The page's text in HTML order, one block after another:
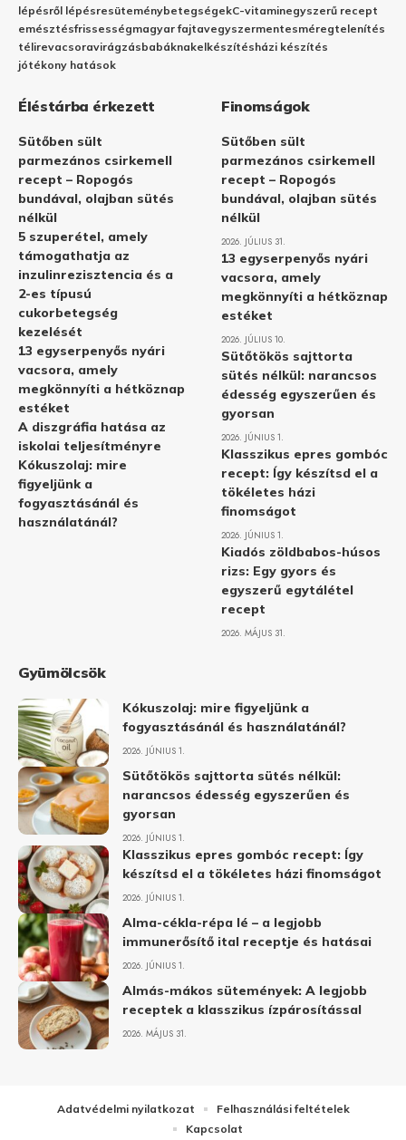
lépésről lépésresüteménybetegségekC-vitaminegyszerű recept
emésztésfrissességmagyar fajtavegyszermentesméregtelenítés
télirevacsoravirágzásbabáknakelkészítésházi készítés
jótékony hatások
Éléstárba érkezett
Sütőben sült
parmezános csirkemell
recept – Ropogós
bundával, olajban sütés
nélkül
5 szuperétel, amely
támogathatja az
inzulinrezisztencia és a
2-es típusú
cukorbetegség
kezelését
13 egyserpenyős nyári
vacsora, amely
megkönnyíti a hétköznap
estéket
A diszgráfia hatása az
iskolai teljesítményre
Kókuszolaj: mire
figyeljünk a
fogyasztásánál és
használatánál?
Finomságok
Sütőben sült
parmezános csirkemell
recept – Ropogós
bundával, olajban sütés
nélkül
2026. JÚLIUS 31.
13 egyserpenyős nyári
vacsora, amely
megkönnyíti a hétköznap
estéket
2026. JÚLIUS 10.
Sütőtökös sajttorta
sütés nélkül: narancsos
édesség egyszerűen és
gyorsan
2026. JÚNIUS 1.
Klasszikus epres gombóc
recept: Így készítsd el a
tökéletes házi
finomságot
2026. JÚNIUS 1.
Kiadós zöldbabos-húsos
rizs: Egy gyors és
egyszerű egytálétel
recept
2026. MÁJUS 31.
Gyümölcsök
Kókuszolaj: mire figyeljünk a
fogyasztásánál és használatánál?
2026. JÚNIUS 1.
Sütőtökös sajttorta sütés nélkül:
narancsos édesség egyszerűen és
gyorsan
2026. JÚNIUS 1.
Klasszikus epres gombóc recept: Így
készítsd el a tökéletes házi finomságot
2026. JÚNIUS 1.
Alma-cékla-répa lé – a legjobb
immunerősítő ital receptje és hatásai
2026. JÚNIUS 1.
Almás-mákos sütemények: A legjobb
receptek a klasszikus ízpárosítással
2026. MÁJUS 31.
Adatvédelmi nyilatkozat
Felhasználási feltételek
Kapcsolat